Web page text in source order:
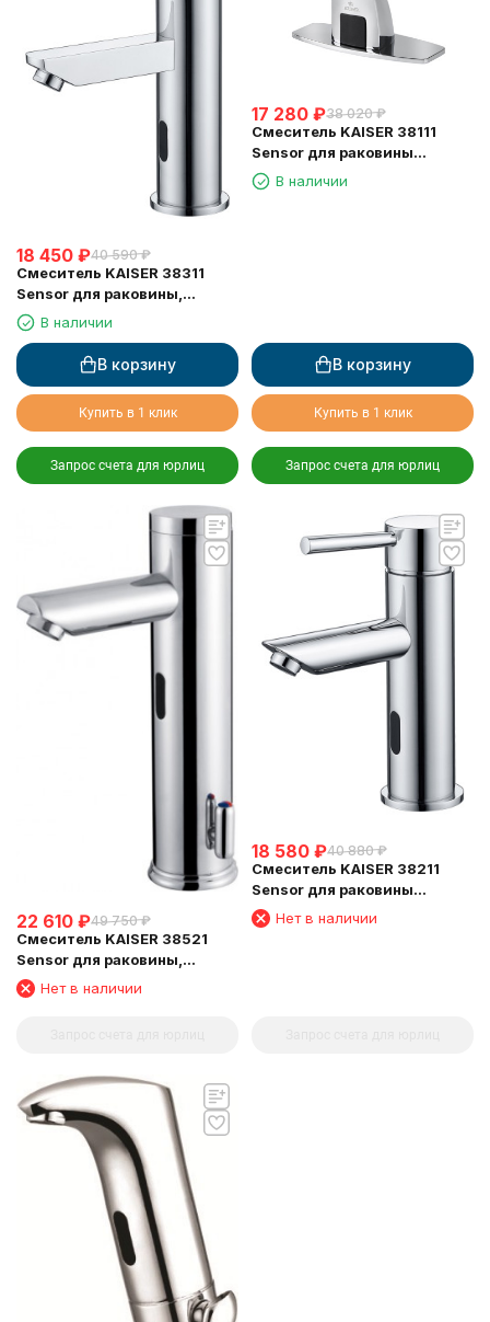
18 450 ₽40 590 ₽
Смеситель KAISER 38311
Sensor для раковины,
сенсорный (3810, 3820)
В наличии
В корзину
Купить в 1 клик
Запрос счета для юрлиц
17 280 ₽38 020 ₽
Смеситель KAISER 38111
Sensor для раковины
сенсорный (3810, 3820)
В наличии
В корзину
Купить в 1 клик
Запрос счета для юрлиц
22 610 ₽49 750 ₽
Смеситель KAISER 38521
Sensor для раковины,
сенсорный (3810, 3820)
Нет в наличии
18 580 ₽40 880 ₽
Смеситель KAISER 38211
Sensor для раковины
сенсорный (3810, 3820)
Нет в наличии